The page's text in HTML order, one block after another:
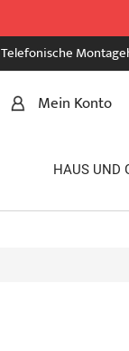
Telefonische
Mein Konto
HAUS UND